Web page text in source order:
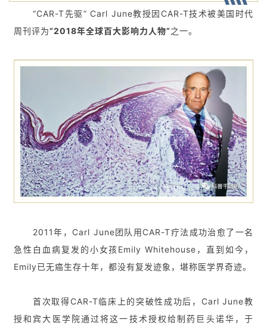
“CAR-T先驱” Carl June教授因CAR-T技术被美国时代
周刊评为“2018年全球百大影响力人物”之一。
2011年，Carl June团队用CAR-T疗法成功治愈了一名
急性白血病复发的小女孩Emily Whitehouse，直到如今，
Emily已无癌生存十年，都没有复发迹象，堪称医学界奇迹。
首次取得CAR-T临床上的突破性成功后，Carl June教
授和宾大医学院通过将这一技术授权给制药巨头诺华，于